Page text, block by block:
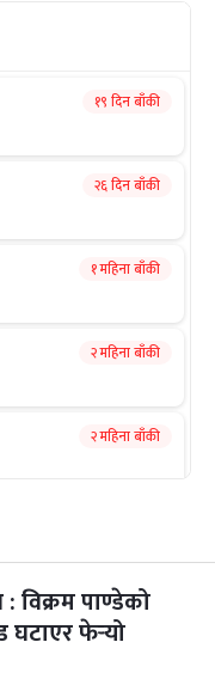
१९ दिन बाँकी
२६ दिन बाँकी
१ महिना बाँकी
२ महिना बाँकी
२ महिना बाँकी
२ महिना बाँकी
विक्रम पाण्डेको
फेर्‍यो